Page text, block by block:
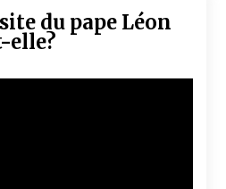
du pape Léon
elle?